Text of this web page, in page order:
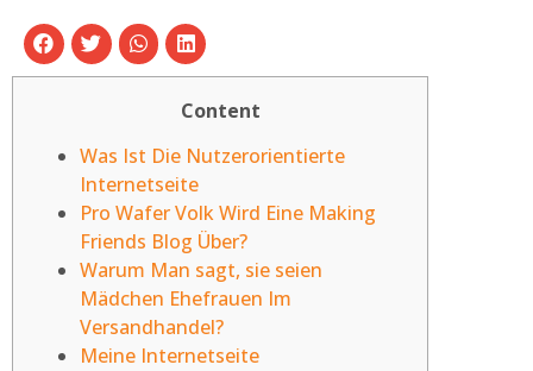
Content
Was Ist Die Nutzerorientierte
Internetseite
Pro Wafer Volk Wird Eine Making
Friends Blog Über?
Warum Man sagt, sie seien
Mädchen Ehefrauen Im
Versandhandel?
Meine Internetseite